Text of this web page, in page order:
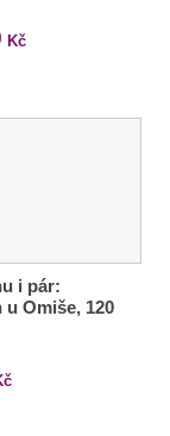
Kč
i pár:
u Omiše, 120